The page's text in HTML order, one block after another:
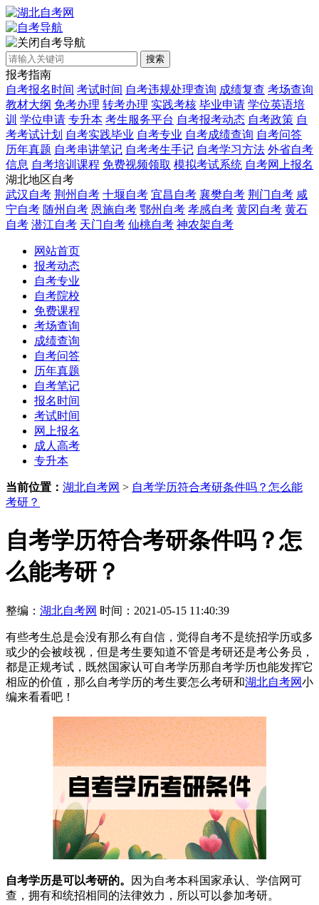
自考导航
搜索
报考指南
自考报名时间 考试时间 自考违规处理查询 成绩复查 考场查询
教材大纲 免考办理 转考办理 实践考核 毕业申请 学位英语培
训 学位申请 专升本 考生服务平台 自考报考动态 自考政策 自
考考试计划 自考实践毕业 自考专业 自考成绩查询 自考问答
历年真题 自考串讲笔记 自考考生手记 自考学习方法 外省自考
信息 自考培训课程 免费视频领取 模拟考试系统 自考网上报名
湖北地区自考
武汉自考 荆州自考 十堰自考 宜昌自考 襄樊自考 荆门自考 咸
宁自考 随州自考 恩施自考 鄂州自考 孝感自考 黄冈自考 黄石
自考 潜江自考 天门自考 仙桃自考 神农架自考
网站首页
报考动态
自考专业
自考院校
免费课程
考场查询
成绩查询
自考问答
历年真题
自考笔记
报名时间
考试时间
网上报名
成人高考
专升本
当前位置： 湖北自考网 > 自考学历符合考研条件吗？怎么能
考研？
自考学历符合考研条件吗？怎
么能考研？
整编： 湖北自考网 时间：2021-05-15 11:40:39
有些考生总是会没有那么有自信，觉得自考不是统招学历或多
或少的会被歧视，但是考生要知道不管是考研还是考公务员，
都是正规考试，既然国家认可自考学历那自考学历也能发挥它
相应的价值，那么自考学历的考生要怎么考研和湖北自考网小
编来看看吧！
自考学历是可以考研的。
因为自考本科国家承认、学信网可
查，拥有和统招相同的法律效力，所以可以参加考研。